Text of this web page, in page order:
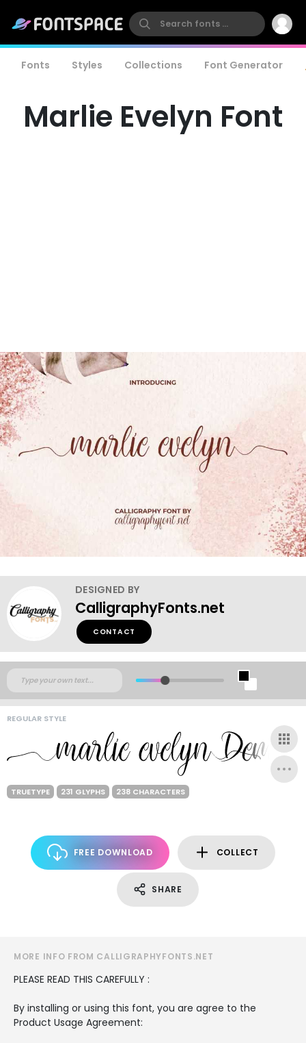
Fonts Styles Collections Font Generator
Marlie Evelyn Font
DESIGNED BY
CalligraphyFonts.net
CONTACT
REGULAR STYLE
TRUETYPE 231 GLYPHS 238 CHARACTERS
FREE DOWNLOAD COLLECT
SHARE
MORE INFO FROM CALLIGRAPHYFONTS.NET
PLEASE READ THIS CAREFULLY :
By installing or using this font, you are agree to the
Product Usage Agreement: